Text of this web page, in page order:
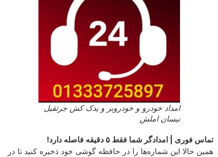
امداد خودرو و خودروبر و یدک کش جرثقیل
نیسان املش
تماس فوری | امدادگر شما فقط ۵ دقیقه فاصله دارد!
همین حالا این شماره‌ها را در حافظه گوشی خود ذخیره کنید تا در